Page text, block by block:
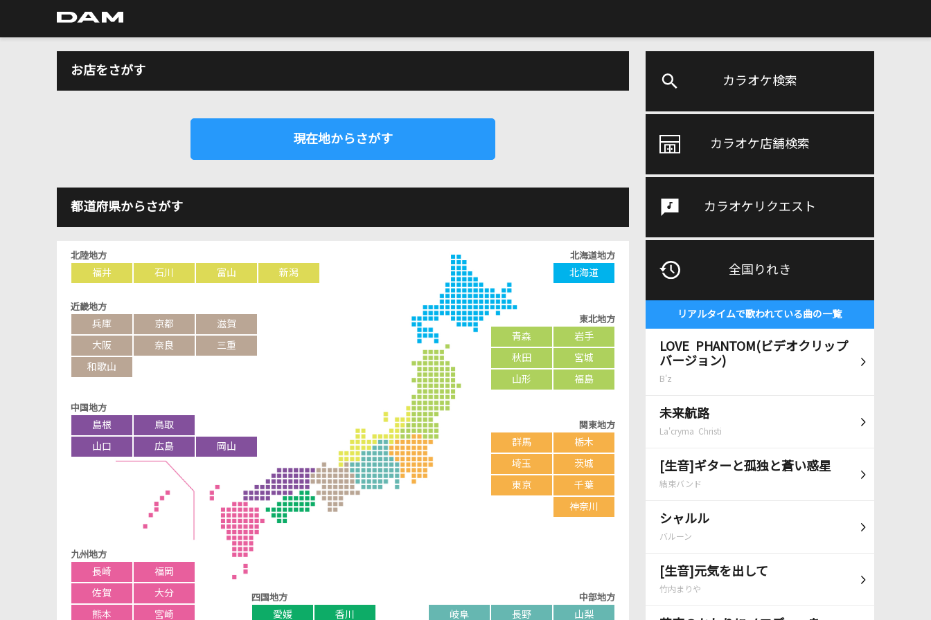
カラオケ検索
カラオケ店舗検索
カラオケリクエスト
全国りれき
リアルタイムで歌われている曲の一覧
LOVE PHANTOM(ビデオクリップ
バージョン)
B'z
未来航路
La'cryma Christi
[生音]ギターと孤独と蒼い惑星
結束バンド
シャルル
バルーン
[生音]元気を出して
竹内まりや
お店をさがす
現在地からさがす
都道府県からさがす
北海道地方
北海道
東北地方
青森 岩手
秋田 宮城
山形 福島
関東地方
群馬 栃木
埼玉 茨城
東京 千葉
神奈川
北陸地方
福井 石川 富山 新潟
中部地方
岐阜 長野 山梨
近畿地方
兵庫 京都 滋賀
大阪 奈良 三重
和歌山
中国地方
島根 鳥取
山口 広島 岡山
四国地方
愛媛 香川
九州地方
長崎 福岡
佐賀 大分
熊本 宮崎